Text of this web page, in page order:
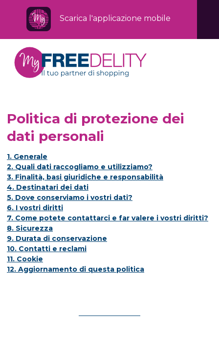
Scarica l'applicazione mobile
Politica di protezione dei
dati personali
1. Generale
2. Quali dati raccogliamo e utilizziamo?
3. Finalità, basi giuridiche e responsabilità
4. Destinatari dei dati
5. Dove conserviamo i vostri dati?
6. I vostri diritti
7. Come potete contattarci e far valere i vostri diritti?
8. Sicurezza
9. Durata di conservazione
10. Contatti e reclami
11. Cookie
12. Aggiornamento di questa politica